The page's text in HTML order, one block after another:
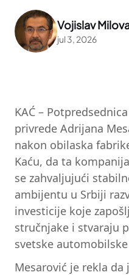
Vojislav
jul 3, 2026
KAĆ –
privrede Adrijana
nakon obilaska
Kaću, da ta
se zahvaljujući
ambijentu u Srbiji
investicije koje
stručnjake i stvaraju
svetske
Mesarović je rekla